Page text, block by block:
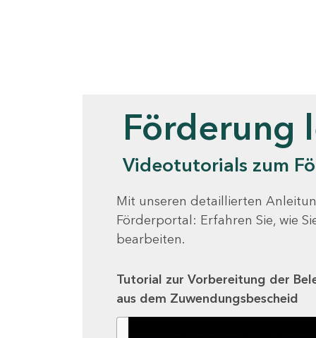
Förderung
Videotutorials zum
Mit unseren detaillierten
Förderportal: Erfahren Sie, wie
bearbeiten.
Tutorial zur Vorbereitung der
aus dem Zuwendungsbescheid